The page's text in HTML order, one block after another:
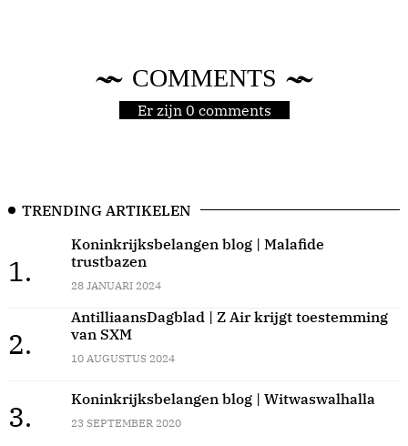
COMMENTS
Er zijn 0 comments
TRENDING ARTIKELEN
1.
Koninkrijksbelangen blog | Malafide
trustbazen
28 JANUARI 2024
2.
AntilliaansDagblad | Z Air krijgt toestemming
van SXM
10 AUGUSTUS 2024
3.
Koninkrijksbelangen blog | Witwaswalhalla
23 SEPTEMBER 2020